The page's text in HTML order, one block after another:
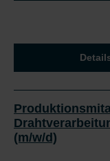
(m/w/d)